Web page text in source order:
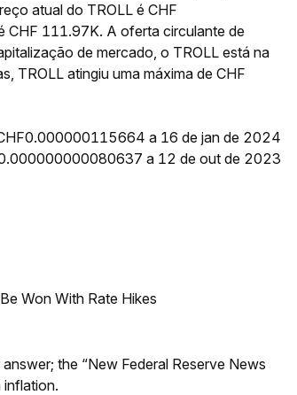
atual do TROLL é CHF
111.97K. A oferta circulante de
de mercado, o TROLL está na
TROLL atingiu uma máxima de CHF
a 16 de jan de 2024
a 12 de out de 2023
Won With Rate Hikes
the “New Federal Reserve News
inflation.